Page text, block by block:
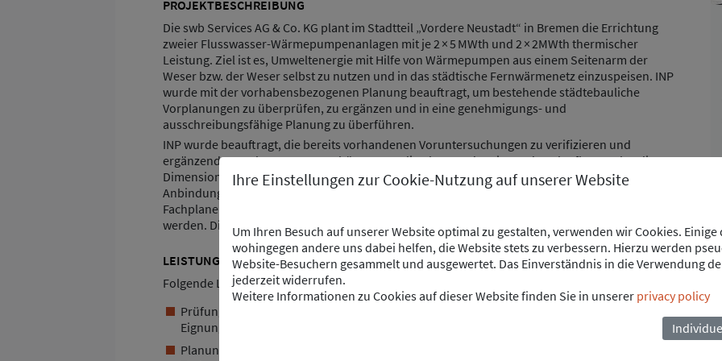
PROJEKTBESCHREIBUNG
Die swb Services AG & Co. KG plant im Stadtteil „Vordere Neustadt“ in Bremen die Errichtung
zweier Flusswasser-Wärmepumpenanlagen mit je 2 × 5 MWth und 2 × 2MWth thermischer
Leistung. Ziel ist es, Umweltenergie mit Hilfe von Wärmepumpen aus einem Seitenarm der
Weser bzw. der Weser selbst zu nutzen und in das städtische Fernwärmenetz einzuspeisen. INP
wurde mit der vorhabensbezogenen Planung beauftragt, um bestehende städtebauliche
Vorplanungen zu überprüfen, zu ergänzen und in eine genehmigungs- und
ausschreibungsfähige Planung zu überführen.
INP wurde beauftragt, die bereits vorhandenen Voruntersuchungen zu verifizieren und
ergänzend auszubauen. Dazu gehörten u. a. die Planung der Ein- und Auslaufbauwerke, die
Dimensionierung der Wärmepumpen, Trassenführungen für die Medienversorgung, die
Anbindung ans Fernwärmenetz sowie die Koordination mit Genehmigungsbehörden und
Fachplanern. Zusätzlich sollte die Ausschreibung der Anlagen strukturiert und vorbereitet
werden. Die Zusammenarbeit erfolgte im engen Austausch mit der Projektleitung von swb.
LEISTUNGEN INP
Folgende Leistungen wurden von INP übernommen:
Prüfung vorhandener Planungsstände zur technischen und genehmigungsrechtlichen
Eignung
Planung und Dimensionierung der Wärmepumpenanlagen inkl. Auswahl möglicher
Ihre Einstellungen zur Cookie-Nutzung auf unserer Website
Um Ihren Besuch auf unserer Website optimal zu gestalten, verwenden wir Cookies.
wohingegen andere uns dabei helfen, die Website stets zu verbessern. Hierzu werden
Website-Besuchern gesammelt und ausgewertet. Das Einverständnis in die Verwendung
jederzeit widerrufen.
Weitere Informationen zu Cookies auf dieser Website finden Sie in unserer privacy policy